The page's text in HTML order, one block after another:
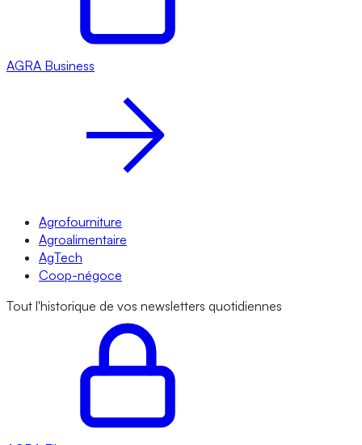
AGRA Business
Agrofourniture
Agroalimentaire
AgTech
Coop-négoce
Tout l'historique de vos newsletters quotidiennes